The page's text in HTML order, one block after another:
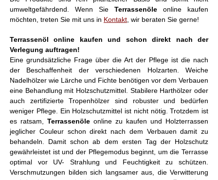
umweltgefährdend. Wenn Sie Terrassenöle online kaufen
möchten, treten Sie mit uns in Kontakt , wir beraten Sie gerne!
Terrassenöl online kaufen und schon direkt nach der
Verlegung auftragen!
Eine grundsätzliche Frage über die Art der Pflege ist die nach
der Beschaffenheit der verschiedenen Holzarten. Weiche
Nadelhölzer wie Lärche und Fichte benötigen vor dem Verbauen
eine Behandlung mit Holzschutzmittel. Stabilere Harthölzer oder
auch zertifizierte Tropenhölzer sind robuster und bedürfen
weniger Pflege. Ein Holzschutzmittel ist nicht nötig. Trotzdem ist
es ratsam, Terrassenöle online zu kaufen und Holzterrassen
jeglicher Couleur schon direkt nach dem Verbauen damit zu
behandeln. Damit schon ab dem ersten Tag der Holzschutz
gewährleistet ist und der Pflegemodus beginnt, um die Terrasse
optimal vor UV- Strahlung und Feuchtigkeit zu schützen.
Verschmutzungen bilden sich langsamer aus, die Verwitterung